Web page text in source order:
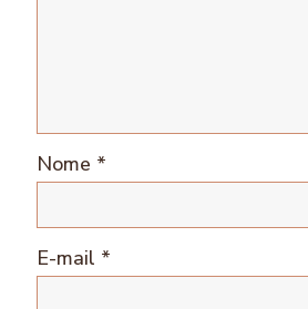
Nome *
E-mail *